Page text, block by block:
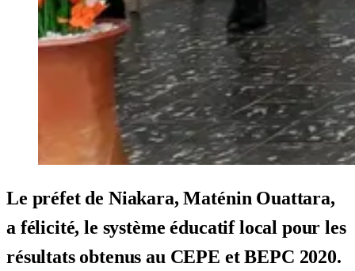
Le préfet de Niakara, Maténin Ouattara,
a félicité, le système éducatif local pour les
résultats obtenus au CEPE et BEPC 2020.